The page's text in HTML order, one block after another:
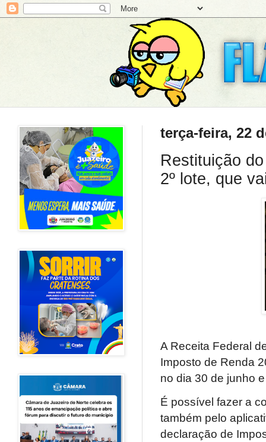
terça-feira, 22
Restituição
2º lote, que
A Receita Federal
Imposto de Renda
no dia 30 de junho
É possível fazer a
também pelo
declaração de